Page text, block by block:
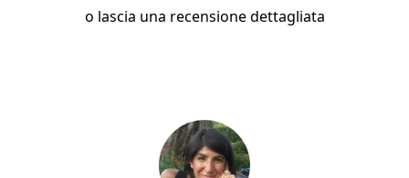
o lascia una recensione dettagliata